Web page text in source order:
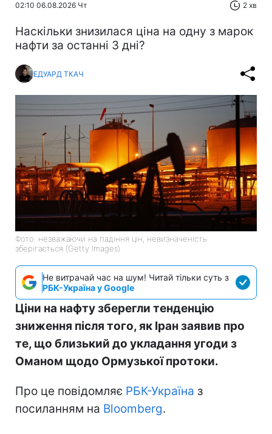
02:10 06.08.2026 Чт 2 хв
Наскільки знизилася ціна на одну з марок
нафти за останні 3 дні?
ЕДУАРД ТКАЧ
Фото: незважаючи на падіння цін, невизначеність
зберігається (Getty Images)
Не витрачай час на шум! Читай тільки суть з
РБК-Україна у Google
Ціни на нафту зберегли тенденцію
зниження після того, як Іран заявив про
те, що близький до укладання угоди з
Оманом щодо Ормузької протоки.
Про це повідомляє РБК-Україна з
посиланням на Bloomberg.